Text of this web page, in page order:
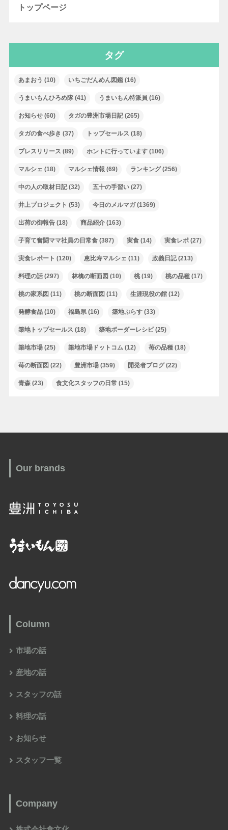
トップページ
タグ
あまおう (10) いちごだんめん図鑑(16)
うまいもんひろめ隊(41) うまいもん特派員 (16)
お知らせ(60) タガの豊洲市場日記(265)
タガの食べ歩き (37) トップセールス (18)
プレスリリース (89) ホントに行っています(106)
マルシェ (18) マルシェ情報 (69) ランキング(256)
中の人の取材日記(32) 五十の手習い(27)
井上プロジェクト (53) 今日のメルマガ(1369)
出荷の御報告(18) 商品紹介(163)
子育て奮闘ママ社員の日常食(387) 実食(14) 実食レポ(27)
実食レポート (120) 恵比寿マルシェ (11) 政義日記(213)
料理の話(297) 林檎の断面図 (10) 桃(19) 桃の品種(17)
桃の家系図 (11) 桃の断面図 (11) 生涯現役の館(12)
発酵食品(10) 福島県(16) 築地ぷらす(33)
築地トップセールス (18) 築地ボーダーレシピ(25)
築地市場(25) 築地市場ドットコム (12) 苺の品種(18)
苺の断面図 (22) 豊洲市場(359) 開発者ブログ(22)
青森(23) 食文化スタッフの日常 (15)
Our brands
Column
市場の話
産地の話
スタッフの話
料理の話
お知らせ
スタッフ一覧
Company